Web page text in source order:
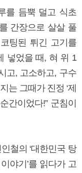
를 듬뿍 덜고 식초
간장으로 살살 풀
팅된 튀긴 고기를
넣었을 때, 혀 위 1
고, 고소하고, 구수
는 그때가 진정 ‘제
간이었다!” 군침이
철의 ‘대한민국 탕
야기’를 읽다가 고